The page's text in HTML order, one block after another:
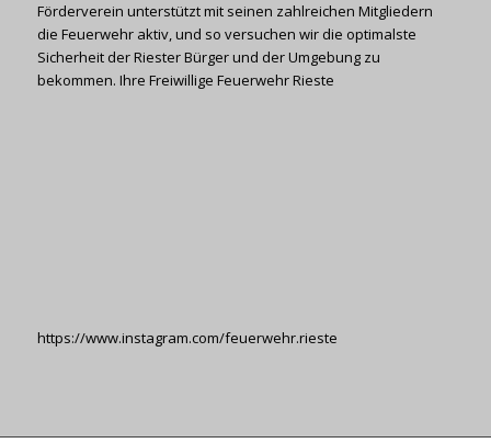
Förderverein unterstützt mit seinen zahlreichen Mitgliedern
die Feuerwehr aktiv, und so versuchen wir die optimalste
Sicherheit der Riester Bürger und der Umgebung zu
bekommen. Ihre Freiwillige Feuerwehr Rieste
https://www.instagram.com/feuerwehr.rieste